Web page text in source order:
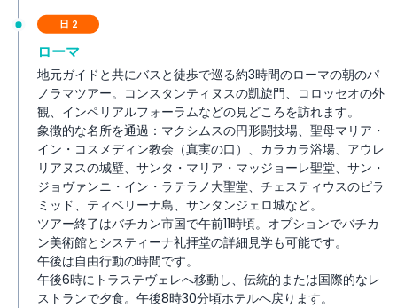
日 2
ローマ
地元ガイドと共にバスと徒歩で巡る約3時間のローマの朝のパ
ノラマツアー。コンスタンティヌスの凱旋門、コロッセオの外
観、インペリアルフォーラムなどの見どころを訪れます。
象徴的な名所を通過：マクシムスの円形闘技場、聖母マリア・
イン・コスメディン教会（真実の口）、カラカラ浴場、アウレ
リアヌスの城壁、サンタ・マリア・マッジョーレ聖堂、サン・
ジョヴァンニ・イン・ラテラノ大聖堂、チェスティウスのピラ
ミッド、ティベリーナ島、サンタンジェロ城など。
ツアー終了はバチカン市国で午前11時頃。オプションでバチカ
ン美術館とシスティーナ礼拝堂の詳細見学も可能です。
午後は自由行動の時間です。
午後6時にトラステヴェレへ移動し、伝統的または国際的なレ
ストランで夕食。午後8時30分頃ホテルへ戻ります。